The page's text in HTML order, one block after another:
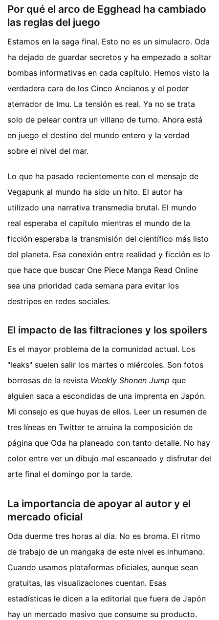
Por qué el arco de Egghead ha cambiado
las reglas del juego
Estamos en la saga final. Esto no es un simulacro. Oda
ha dejado de guardar secretos y ha empezado a soltar
bombas informativas en cada capítulo. Hemos visto la
verdadera cara de los Cinco Ancianos y el poder
aterrador de Imu. La tensión es real. Ya no se trata
solo de pelear contra un villano de turno. Ahora está
en juego el destino del mundo entero y la verdad
sobre el nivel del mar.
Lo que ha pasado recientemente con el mensaje de
Vegapunk al mundo ha sido un hito. El autor ha
utilizado una narrativa transmedia brutal. El mundo
real esperaba el capítulo mientras el mundo de la
ficción esperaba la transmisión del científico más listo
del planeta. Esa conexión entre realidad y ficción es lo
que hace que buscar One Piece Manga Read Online
sea una prioridad cada semana para evitar los
destripes en redes sociales.
El impacto de las filtraciones y los spoilers
Es el mayor problema de la comunidad actual. Los
"leaks" suelen salir los martes o miércoles. Son fotos
borrosas de la revista Weekly Shonen Jump que
alguien saca a escondidas de una imprenta en Japón.
Mi consejo es que huyas de ellos. Leer un resumen de
tres líneas en Twitter te arruina la composición de
página que Oda ha planeado con tanto detalle. No hay
color entre ver un dibujo mal escaneado y disfrutar del
arte final el domingo por la tarde.
La importancia de apoyar al autor y el
mercado oficial
Oda duerme tres horas al día. No es broma. El ritmo
de trabajo de un mangaka de este nivel es inhumano.
Cuando usamos plataformas oficiales, aunque sean
gratuitas, las visualizaciones cuentan. Esas
estadísticas le dicen a la editorial que fuera de Japón
hay un mercado masivo que consume su producto.